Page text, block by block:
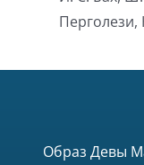
Перголези,
Образ Девы